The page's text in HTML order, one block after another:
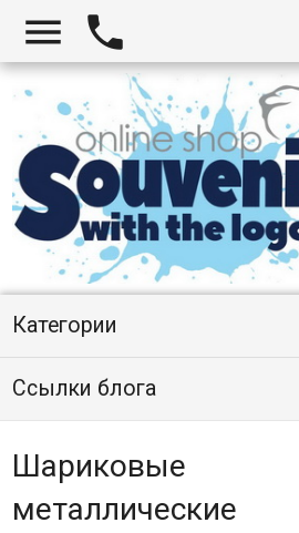
 
Категории
Ссылки блога
Шариковые
металлические